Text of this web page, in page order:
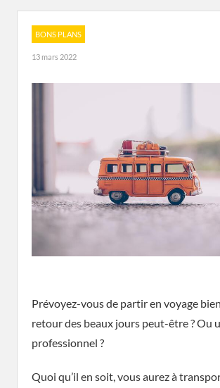
BONS PLANS
13 mars 2022
Prévoyez-vous de partir en voyage
retour des beaux jours peut-être ? Ou
professionnel ?
Quoi qu’il en soit, vous aurez à